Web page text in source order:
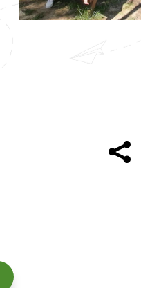
